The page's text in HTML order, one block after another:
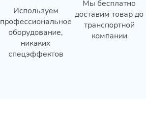
Используем
профессиональное
оборудование,
никаких
спецэффектов
Мы бесплатно
доставим товар до
транспортной
компании